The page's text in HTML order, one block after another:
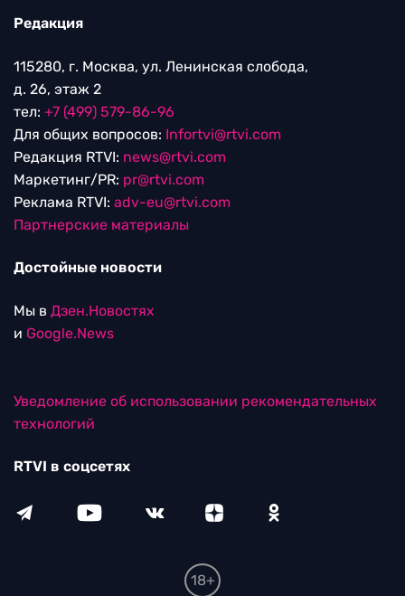
Редакция
115280, г. Москва, ул. Ленинская слобода,
д. 26, этаж 2
тел: +7 (499) 579-86-96
Для общих вопросов: Infortvi@rtvi.com
Редакция RTVI: news@rtvi.com
Маркетинг/PR: pr@rtvi.com
Реклама RTVI: adv-eu@rtvi.com
Партнерские материалы
Достойные новости
Мы в Дзен.Новостях
и Google.News
Уведомление об использовании рекомендательных
технологий
RTVI в соцсетях
18+